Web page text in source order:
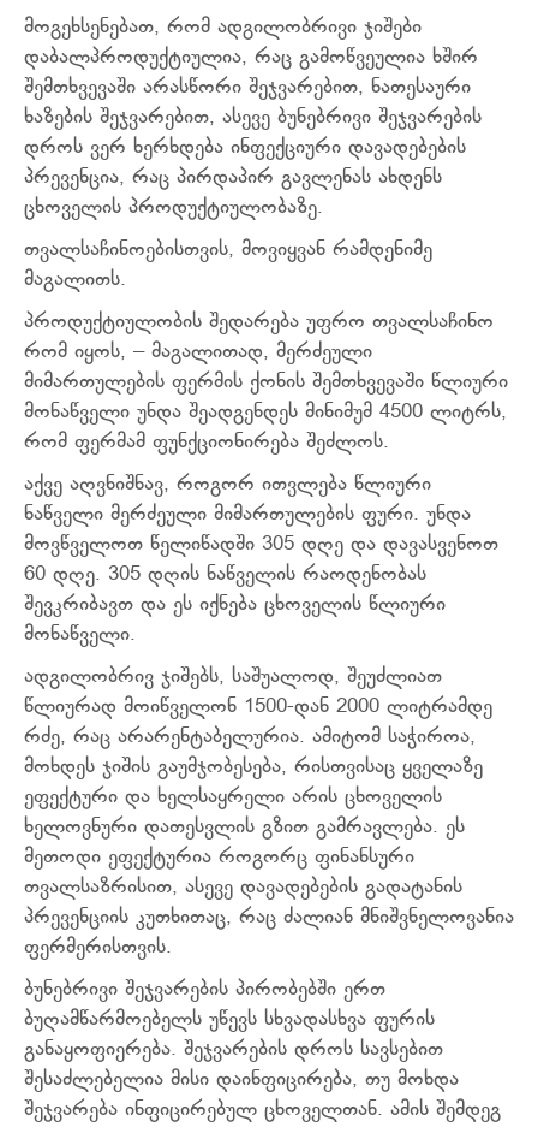
მოგეხსენებათ, რომ ადგილობრივი ჯიშები
დაბალპროდუქტიულია, რაც გამოწვეულია ხშირ
შემთხვევაში არასწორი შეჯვარებით, ნათესაური
ხაზების შეჯვარებით, ასევე ბუნებრივი შეჯვარების
დროს ვერ ხერხდება ინფექციური დავადებების
პრევენცია, რაც პირდაპირ გავლენას ახდენს
ცხოველის პროდუქტიულობაზე.
თვალსაჩინოებისთვის, მოვიყვან რამდენიმე
მაგალითს.
პროდუქტიულობის შედარება უფრო თვალსაჩინო
რომ იყოს, – მაგალითად, მერძეული
მიმართულების ფერმის ქონის შემთხვევაში წლიური
მონაწველი უნდა შეადგენდეს მინიმუმ 4500 ლიტრს,
რომ ფერმამ ფუნქციონირება შეძლოს.
აქვე აღვნიშნავ, როგორ ითვლება წლიური
ნაწველი მერძეული მიმართულების ფური. უნდა
მოვწველოთ წელიწადში 305 დღე და დავასვენოთ
60 დღე. 305 დღის ნაწველის რაოდენობას
შევკრიბავთ და ეს იქნება ცხოველის წლიური
მონაწველი.
ადგილობრივ ჯიშებს, საშუალოდ, შეუძლიათ
წლიურად მოიწველონ 1500-დან 2000 ლიტრამდე
რძე, რაც არარენტაბელურია. ამიტომ საჭიროა,
მოხდეს ჯიშის გაუმჯობესება, რისთვისაც ყველაზე
ეფექტური და ხელსაყრელი არის ცხოველის
ხელოვნური დათესვლის გზით გამრავლება. ეს
მეთოდი ეფექტურია როგორც ფინანსური
თვალსაზრისით, ასევე დავადებების გადატანის
პრევენციის კუთხითაც, რაც ძალიან მნიშვნელოვანია
ფერმერისთვის.
ბუნებრივი შეჯვარების პირობებში ერთ
ბუღამწარმოებელს უწევს სხვადასხვა ფურის
განაყოფიერება. შეჯვარების დროს სავსებით
შესაძლებელია მისი დაინფიცირება, თუ მოხდა
შეჯვარება ინფიცირებულ ცხოველთან. ამის შემდეგ